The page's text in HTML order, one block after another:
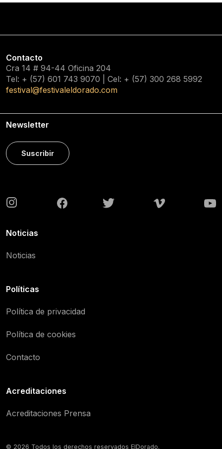
Contacto
Cra 14 # 94-44 Oficina 204
Tel: + (57) 601 743 9070 | Cel: + (57) 300 268 5992
festival@festivaleldorado.com
Newsletter
Suscribir
Noticias
Noticias
Políticas
Política de privacidad
Política de cookies
Contacto
Acreditaciones
Acreditaciones Prensa
© 2026 Todos los derechos reservados ElDorado.